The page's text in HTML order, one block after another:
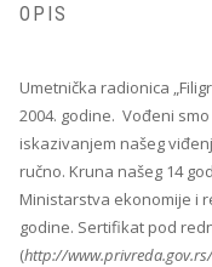
OPIS
Umetnička radionica
2004. godine. Vođeni
iskazivanjem našeg
ručno. Kruna našeg 14
Ministarstva ekonomije i
godine. Sertifikat pod
(http://